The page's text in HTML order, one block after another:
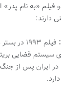
«به نام پدر»
دارند:
فیلم ۱۹۹۳
سیستم قضایی
در حالی که فیلم ۱۳۸۴ در